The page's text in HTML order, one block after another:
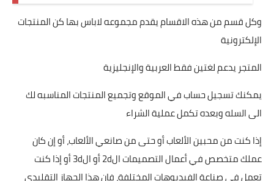
وكل قسم من هذه الاقسام يقدم مجموعه لاباس بها كن المنتجات
الإلكترونية
المتجر يدعم لغتين فقط العربية والإنجليزية
يمكنك تسجيل حساب في الموقع وتجميع المنتجات المناسبه لك
الى السله وبعده تكمل عملية الشراء
إذا كنت من محبين الألعاب أو حتى من صانعي الألعاب، أو إن كان
عملك متخصص في أعمال التصميمات ال2d أو ال3d أو إذا كنت
تعمل في صناعة الفيديوهات المختلفة، فإن هذا الجهاز التقليدي